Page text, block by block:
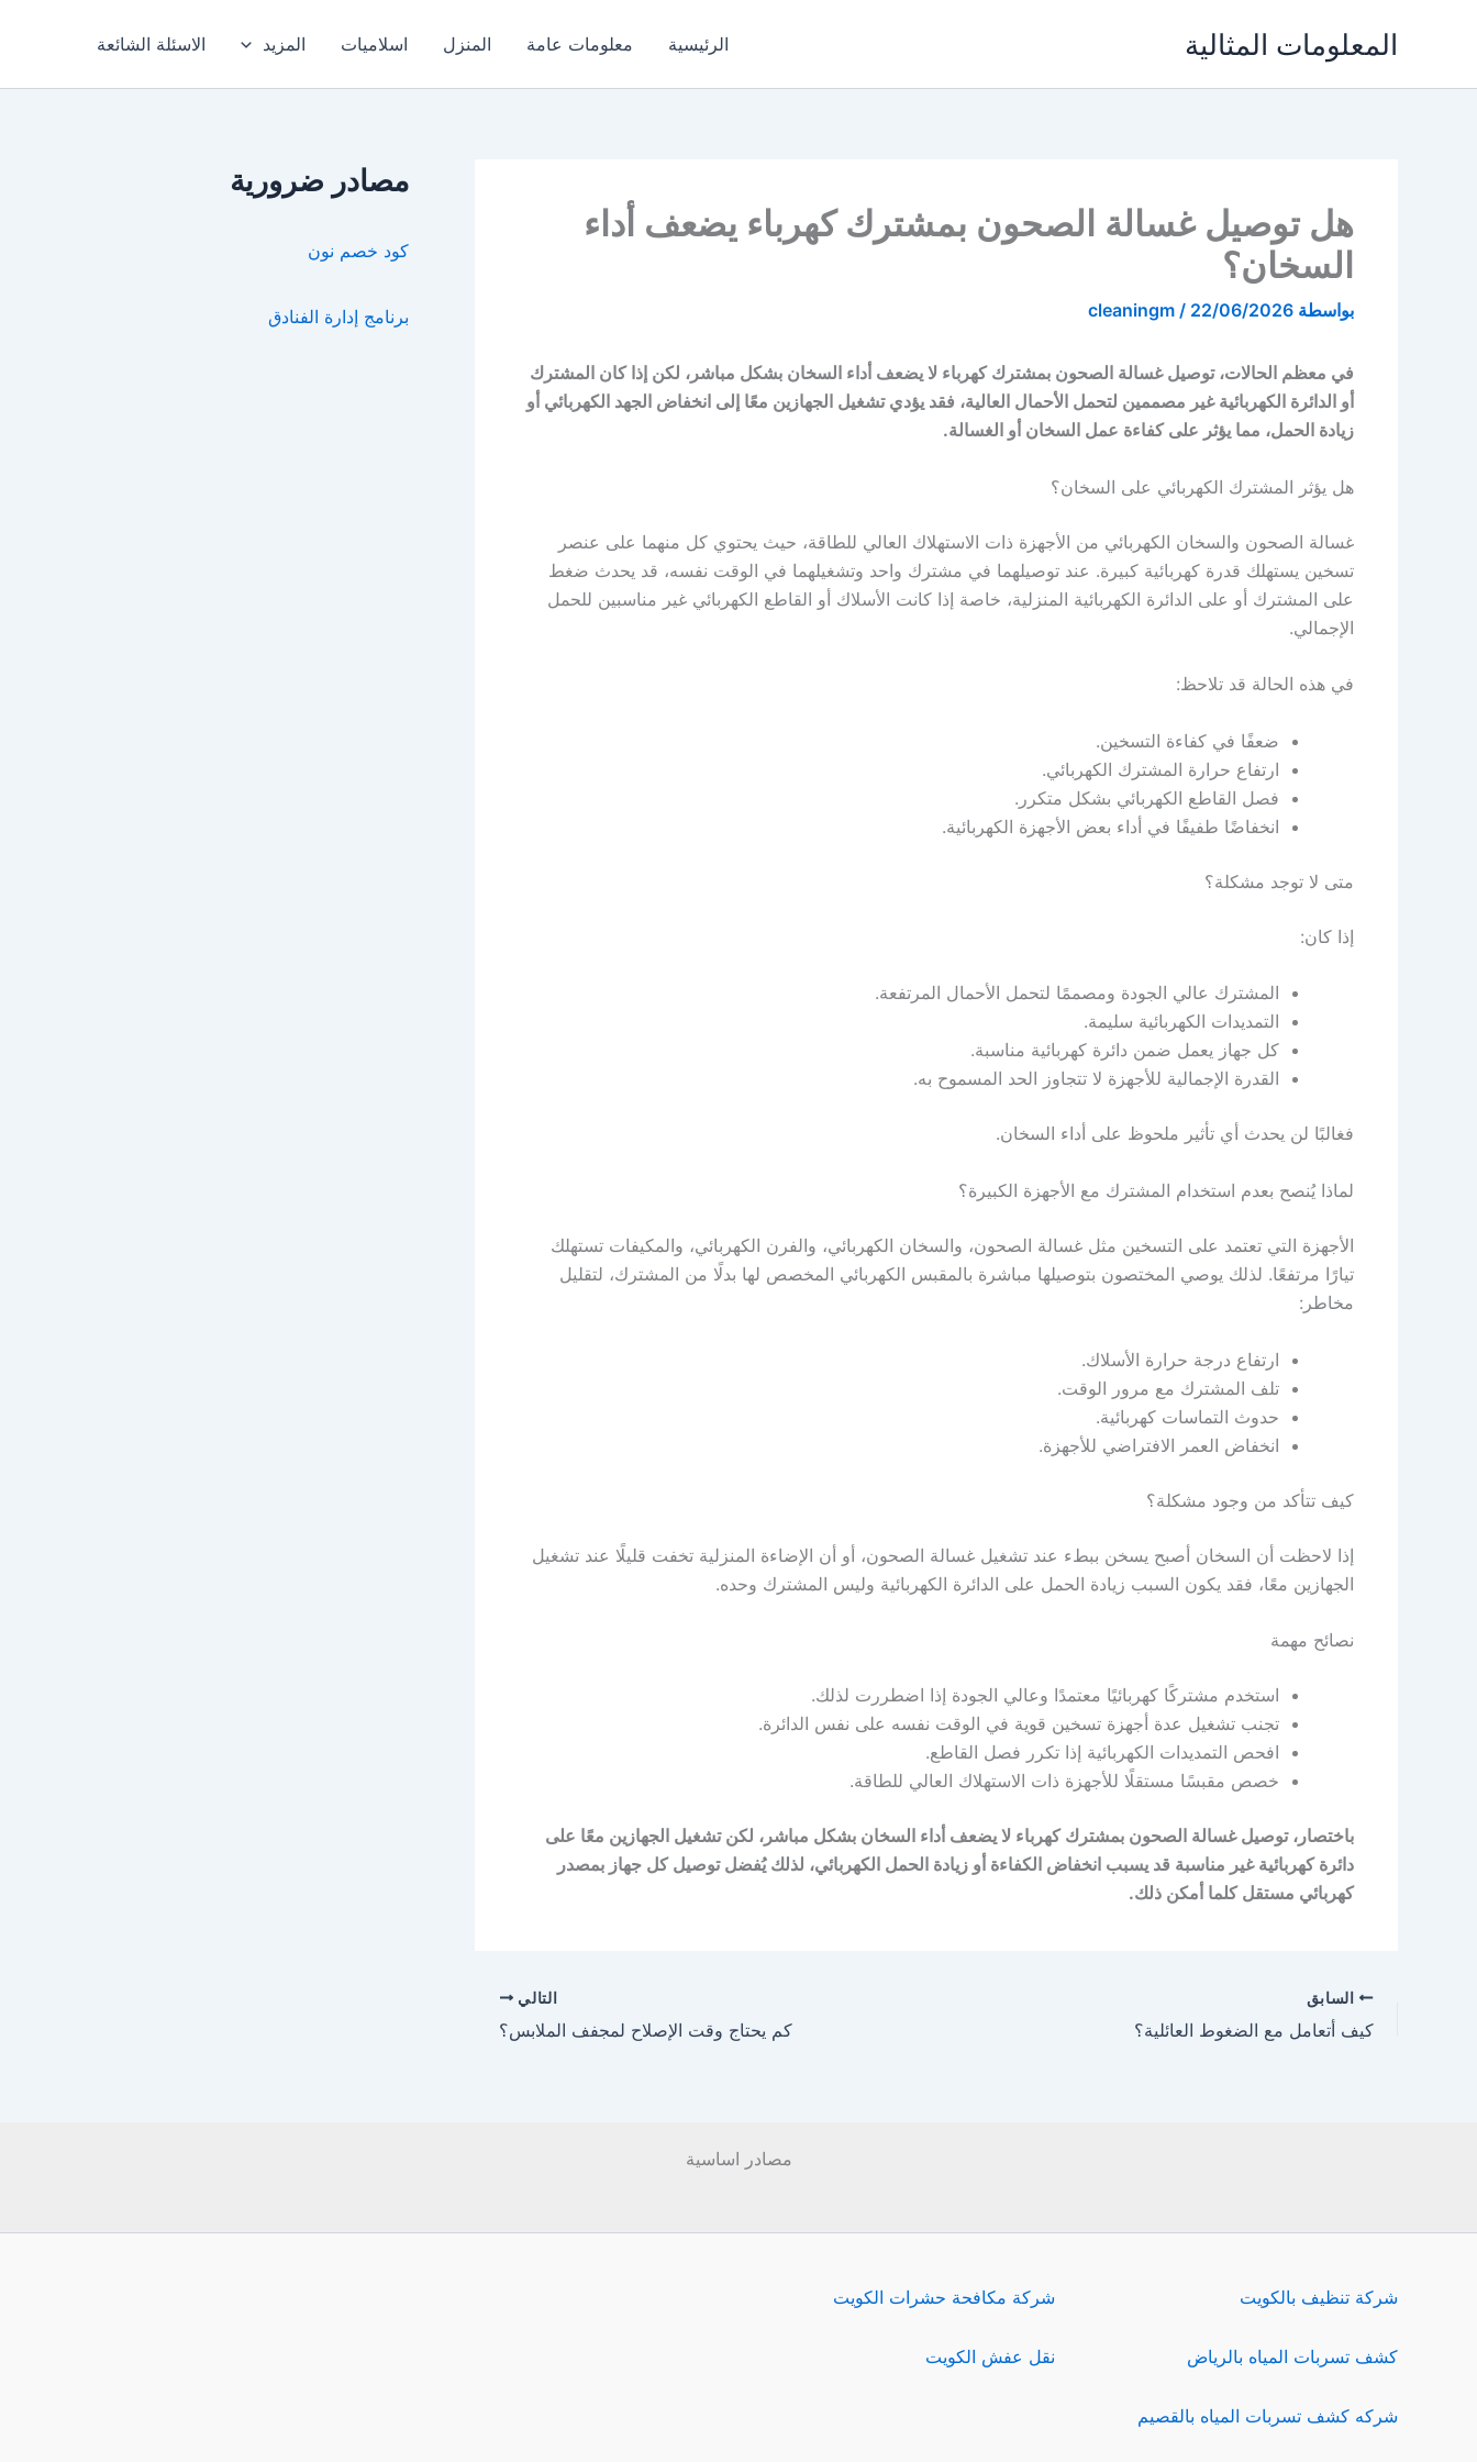
المعلومات المثالية الرئيسية معلومات عامة المنزل اسلاميات المزيد الاسئلة الشائعة
هل توصيل غسالة الصحون بمشترك كهرباء يضعف أداء
السخان؟
بواسطة cleaningm / 22/06/2026
في معظم الحالات، توصيل غسالة الصحون بمشترك كهرباء لا يضعف أداء السخان بشكل مباشر، لكن إذا كان المشترك
أو الدائرة الكهربائية غير مصممين لتحمل الأحمال العالية، فقد يؤدي تشغيل الجهازين معًا إلى انخفاض الجهد الكهربائي أو
زيادة الحمل، مما يؤثر على كفاءة عمل السخان أو الغسالة.
هل يؤثر المشترك الكهربائي على السخان؟
غسالة الصحون والسخان الكهربائي من الأجهزة ذات الاستهلاك العالي للطاقة، حيث يحتوي كل منهما على عنصر
تسخين يستهلك قدرة كهربائية كبيرة. عند توصيلهما في مشترك واحد وتشغيلهما في الوقت نفسه، قد يحدث ضغط
على المشترك أو على الدائرة الكهربائية المنزلية، خاصة إذا كانت الأسلاك أو القاطع الكهربائي غير مناسبين للحمل
الإجمالي.
في هذه الحالة قد تلاحظ:
ضعفًا في كفاءة التسخين.
ارتفاع حرارة المشترك الكهربائي.
فصل القاطع الكهربائي بشكل متكرر.
انخفاضًا طفيفًا في أداء بعض الأجهزة الكهربائية.
متى لا توجد مشكلة؟
إذا كان:
المشترك عالي الجودة ومصممًا لتحمل الأحمال المرتفعة.
التمديدات الكهربائية سليمة.
كل جهاز يعمل ضمن دائرة كهربائية مناسبة.
القدرة الإجمالية للأجهزة لا تتجاوز الحد المسموح به.
فغالبًا لن يحدث أي تأثير ملحوظ على أداء السخان.
لماذا يُنصح بعدم استخدام المشترك مع الأجهزة الكبيرة؟
الأجهزة التي تعتمد على التسخين مثل غسالة الصحون، والسخان الكهربائي، والفرن الكهربائي، والمكيفات تستهلك
تيارًا مرتفعًا. لذلك يوصي المختصون بتوصيلها مباشرة بالمقبس الكهربائي المخصص لها بدلًا من المشترك، لتقليل
مخاطر:
ارتفاع درجة حرارة الأسلاك.
تلف المشترك مع مرور الوقت.
حدوث التماسات كهربائية.
انخفاض العمر الافتراضي للأجهزة.
كيف تتأكد من وجود مشكلة؟
إذا لاحظت أن السخان أصبح يسخن ببطء عند تشغيل غسالة الصحون، أو أن الإضاءة المنزلية تخفت قليلًا عند تشغيل
الجهازين معًا، فقد يكون السبب زيادة الحمل على الدائرة الكهربائية وليس المشترك وحده.
نصائح مهمة
استخدم مشتركًا كهربائيًا معتمدًا وعالي الجودة إذا اضطررت لذلك.
تجنب تشغيل عدة أجهزة تسخين قوية في الوقت نفسه على نفس الدائرة.
افحص التمديدات الكهربائية إذا تكرر فصل القاطع.
خصص مقبسًا مستقلًا للأجهزة ذات الاستهلاك العالي للطاقة.
باختصار، توصيل غسالة الصحون بمشترك كهرباء لا يضعف أداء السخان بشكل مباشر، لكن تشغيل الجهازين معًا على
دائرة كهربائية غير مناسبة قد يسبب انخفاض الكفاءة أو زيادة الحمل الكهربائي، لذلك يُفضل توصيل كل جهاز بمصدر
كهربائي مستقل كلما أمكن ذلك.
السابق
كيف أتعامل مع الضغوط العائلية؟
التالي
كم يحتاج وقت الإصلاح لمجفف الملابس؟
مصادر ضرورية
كود خصم نون
برنامج إدارة الفنادق
مصادر اساسية
شركة تنظيف بالكويت
كشف تسربات المياه بالرياض
شركه كشف تسربات المياه بالقصيم
شركة مكافحة حشرات الكويت
نقل عفش الكويت